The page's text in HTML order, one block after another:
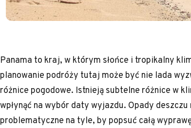
Panama to kraj, w którym słońce i tropikalny
planowanie podróży tutaj może być nie lada
różnice pogodowe. Istnieją subtelne różnice w
wpłynąć na wybór daty wyjazdu. Opady
problematyczne na tyle, by popsuć całą